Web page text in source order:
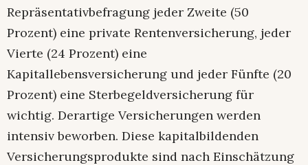
Repräsentativbefragung jeder Zweite (50
Prozent) eine private Rentenversicherung, jeder
Vierte (24 Prozent) eine
Kapitallebensversicherung und jeder Fünfte (20
Prozent) eine Sterbegeldversicherung für
wichtig. Derartige Versicherungen werden
intensiv beworben. Diese kapitalbildenden
Versicherungsprodukte sind nach Einschätzung